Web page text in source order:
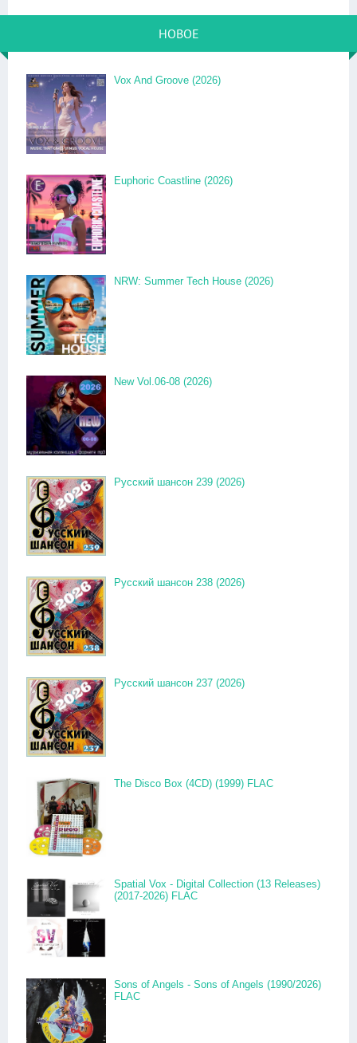
НОВОЕ
Vox And Groove (2026)
Euphoric Coastline (2026)
NRW: Summer Tech House (2026)
New Vol.06-08 (2026)
Русский шансон 239 (2026)
Русский шансон 238 (2026)
Русский шансон 237 (2026)
The Disco Box (4CD) (1999) FLAC
Spatial Vox - Digital Collection (13 Releases)
(2017-2026) FLAC
Sons of Angels - Sons of Angels (1990/2026)
FLAC